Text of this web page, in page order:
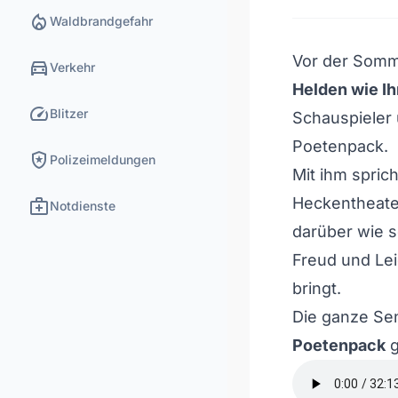
local_fire_department Waldbrandgefahr
directions_carVerkehr
speedBlitzer
local_police Polizeimeldungen
medical_servicesNotdienste
Vor der
Helden wie
Schauspieler
Poetenpack.
Mit ihm
darüber wie
Freud und
bringt.
Die ganze
Poetenpack